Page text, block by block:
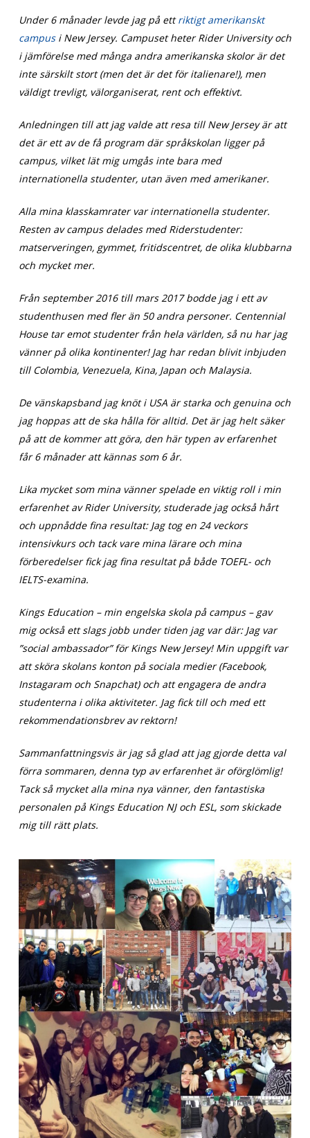
Under 6 månader levde jag på ettriktigt amerikanskt
campusi New Jersey. Campuset heter Rider University och
i jämförelse med många andra amerikanska skolor är det
inte särskilt stort (men det är det för italienare!), men
väldigt trevligt, välorganiserat, rent och effektivt.
Anledningen till att jag valde att resa till New Jersey är att
det är ett av de få program där språkskolan ligger på
campus, vilket lät mig umgås inte bara med
internationella studenter, utan även med amerikaner.
Alla mina klasskamrater var internationella studenter.
Resten av campus delades med Riderstudenter:
matserveringen, gymmet, fritidscentret, de olika klubbarna
och mycket mer.
Från september 2016 till mars 2017 bodde jag i ett av
studenthusen med fler än 50 andra personer. Centennial
House tar emot studenter från hela världen, så nu har jag
vänner på olika kontinenter! Jag har redan blivit inbjuden
till Colombia, Venezuela, Kina, Japan och Malaysia.
De vänskapsband jag knöt i USA är starka och genuina och
jag hoppas att de ska hålla för alltid. Det är jag helt säker
på att de kommer att göra, den här typen av erfarenhet
får 6 månader att kännas som 6 år.
Lika mycket som mina vänner spelade en viktig roll i min
erfarenhet av Rider University, studerade jag också hårt
och uppnådde fina resultat: Jag tog en 24 veckors
intensivkurs och tack vare mina lärare och mina
förberedelser fick jag fina resultat på både TOEFL- och
IELTS-examina.
Kings Education – min engelska skola på campus – gav
mig också ett slags jobb under tiden jag var där: Jag var
”social ambassador” för Kings New Jersey! Min uppgift var
att sköra skolans konton på sociala medier (Facebook,
Instagaram och Snapchat) och att engagera de andra
studenterna i olika aktiviteter. Jag fick till och med ett
rekommendationsbrev av rektorn!
Sammanfattningsvis är jag så glad att jag gjorde detta val
förra sommaren, denna typ av erfarenhet är oförglömlig!
Tack så mycket alla mina nya vänner, den fantastiska
personalen på Kings Education NJ och ESL, som skickade
mig till rätt plats.